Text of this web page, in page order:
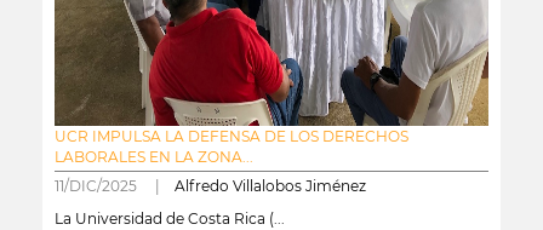
UCR IMPULSA LA DEFENSA DE LOS DERECHOS
LABORALES EN LA ZONA...
11/DIC/2025 | Alfredo Villalobos Jiménez
La Universidad de Costa Rica (...